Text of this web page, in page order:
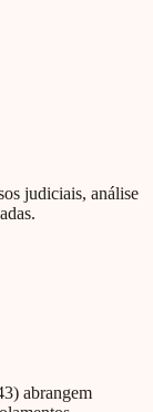
judiciais, análise
abrangem